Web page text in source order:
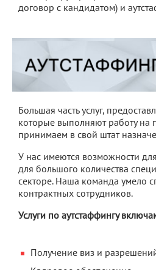
договор с кандидатом) и
Большая часть услуг,
которые выполняют работу на
принимаем в свой штат
У нас имеются возможности
для большого количества
секторе. Наша команда умело
контрактных сотрудников.
Услуги по аутстаффингу
Получение виз и